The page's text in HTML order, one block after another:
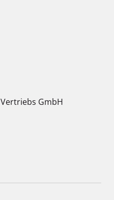
GmbH